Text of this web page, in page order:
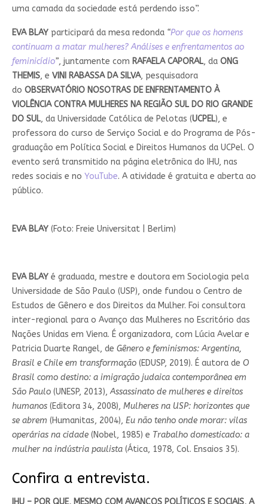
uma camada da sociedade está perdendo isso”.
EVA BLAY participará da mesa redonda “Por que os homens
continuam a matar mulheres? Análises e enfrentamentos ao
feminicídio”, juntamente com RAFAELA CAPORAL, da ONG
THEMIS, e VINI RABASSA DA SILVA, pesquisadora
do OBSERVATÓRIO NOSOTRAS DE ENFRENTAMENTO À
VIOLÊNCIA CONTRA MULHERES NA REGIÃO SUL DO RIO GRANDE
DO SUL, da Universidade Católica de Pelotas (UCPEL), e
professora do curso de Serviço Social e do Programa de Pós-
graduação em Política Social e Direitos Humanos da UCPel. O
evento será transmitido na página eletrônica do IHU, nas
redes sociais e no YouTube. A atividade é gratuita e aberta ao
público.
EVA BLAY(Foto: Freie Universitat | Berlim)
EVA BLAY é graduada, mestre e doutora em Sociologia pela
Universidade de São Paulo (USP), onde fundou o Centro de
Estudos de Gênero e dos Direitos da Mulher. Foi consultora
inter-regional para o Avanço das Mulheres no Escritório das
Nações Unidas em Viena. É organizadora, com Lúcia Avelar e
Patricia Duarte Rangel, de Gênero e feminismos: Argentina,
Brasil e Chile em transformação (EDUSP, 2019). É autora de O
Brasil como destino: a imigração judaica contemporânea em
São Paulo (UNESP, 2013), Assassinato de mulheres e direitos
humanos (Editora 34, 2008), Mulheres na USP: horizontes que
se abrem (Humanitas, 2004), Eu não tenho onde morar: vilas
operárias na cidade (Nobel, 1985) e Trabalho domesticado: a
mulher na indústria paulista (Ática, 1978, Col. Ensaios 35).
Confira a entrevista.
IHU – POR QUE, MESMO COM AVANÇOS POLÍTICOS E SOCIAIS, A